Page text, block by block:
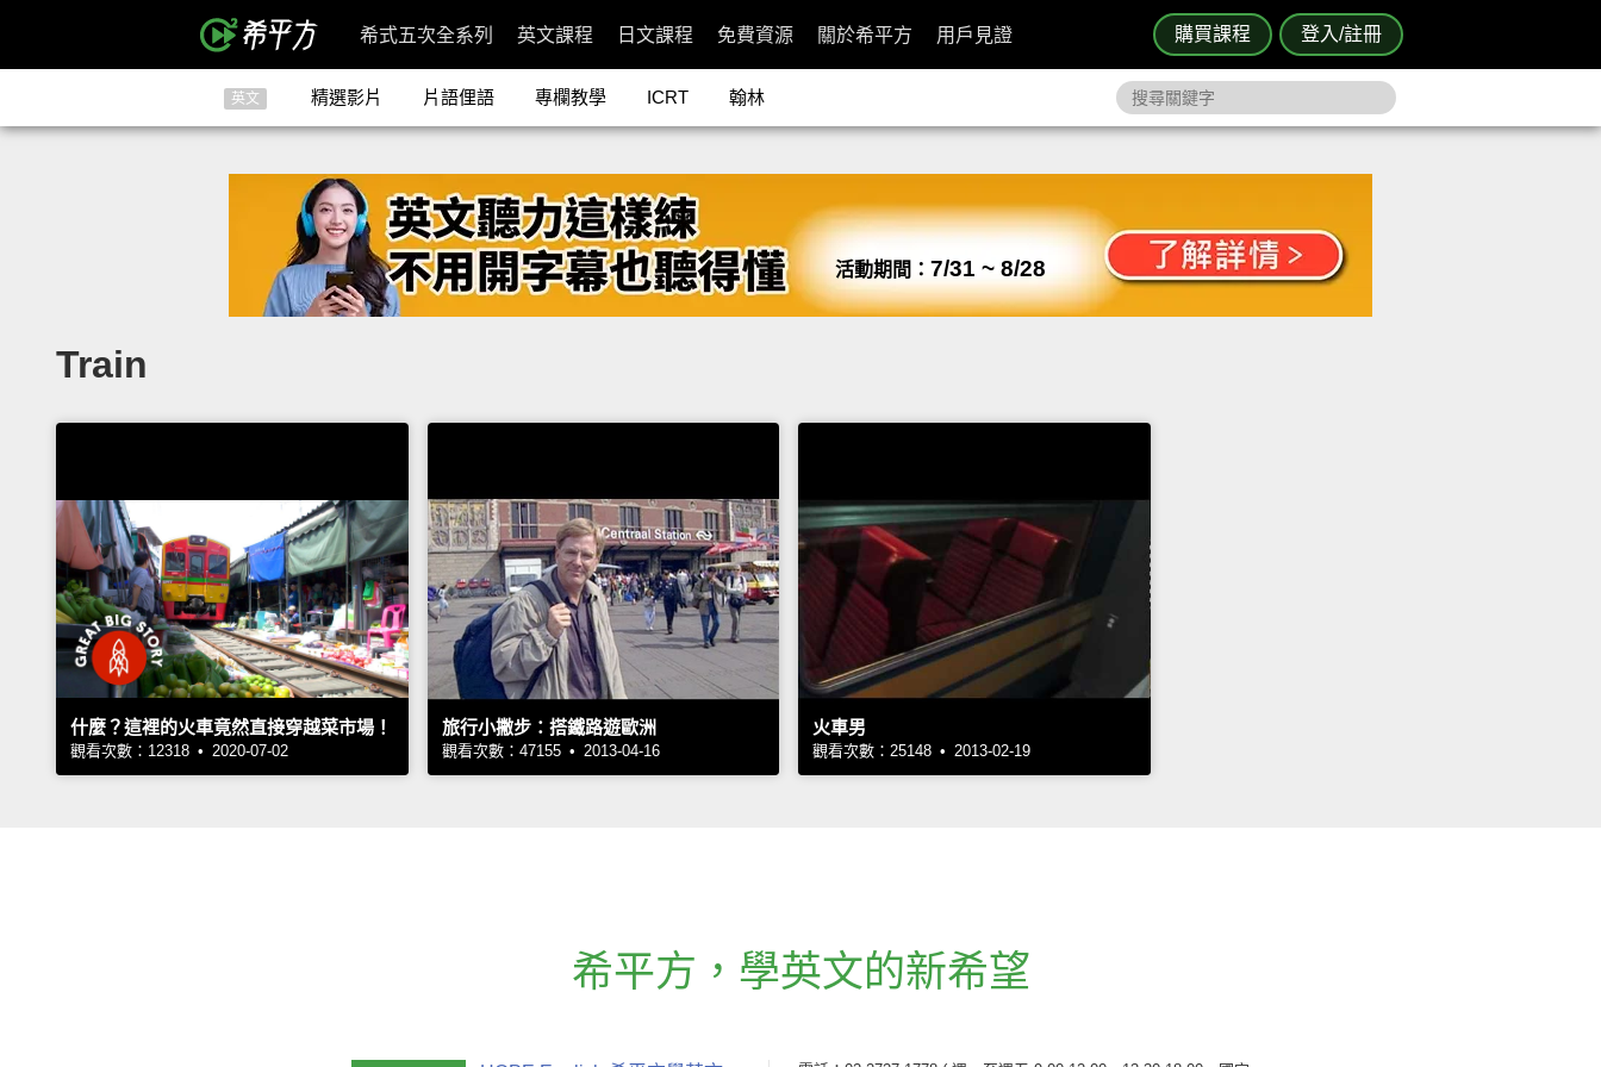
購買課程 登入/註冊
希式五次全系列 英文課程 日文課程 免費資源 關於希平方 用戶見證
英文 精選影片 片語俚語 專欄教學 ICRT 翰林
活動期間： 7/31 ~ 8/28
Train
什麼？這裡的火車竟然直接穿越菜市場！
觀看次數：12318 • 2020-07-02
旅行小撇步：搭鐵路遊歐洲
觀看次數：47155 • 2013-04-16
火車男
觀看次數：25148 • 2013-02-19
希平方 ， 學英文的新希望